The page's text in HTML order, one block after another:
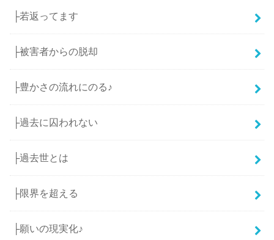
├若返ってます
├被害者からの脱却
├豊かさの流れにのる♪
├過去に囚われない
├過去世とは
├限界を超える
├願いの現実化♪